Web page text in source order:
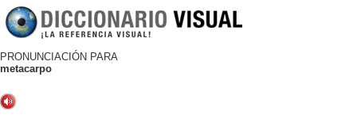
PRONUNCIACIÓN PARA
metacarpo